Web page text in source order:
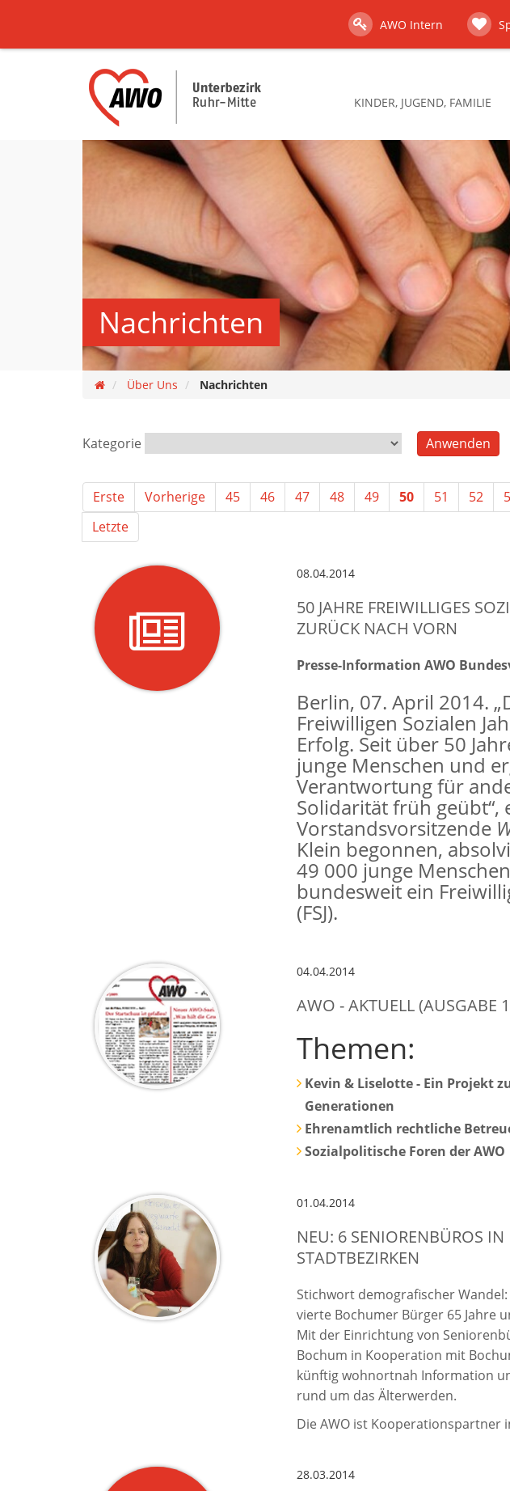
AWO Intern
KINDER, JUGEND, FAMILIE
Nachrichten
Über Uns Nachrichten
Kategorie
Erste Vorherige 45 46 47 48 49 50 51 52
Letzte
08.04.2014
50 JAHRE FREIWILLIGES
ZURÜCK NACH VORN
Presse-Information AWO
Berlin, 07. April 2014.
Freiwilligen Sozialen
Erfolg. Seit über 50
junge Menschen und
Verantwortung für
Solidarität früh geübt“,
Vorstandsvorsitzende
Klein begonnen,
49 000 junge
bundesweit ein
(FSJ).
04.04.2014
AWO - AKTUELL (AUSGABE
Themen:
Kevin & Liselotte - Ein Projekt
Generationen
Ehrenamtlich rechtliche
Sozialpolitische Foren der AWO
01.04.2014
NEU: 6 SENIORENBÜROS
STADTBEZIRKEN
Stichwort demografischer
vierte Bochumer Bürger 65 Jahre
Mit der Einrichtung von
Bochum in Kooperation mit
künftig wohnortnah Information
rund um das Älterwerden.
Die AWO ist Kooperationspartner
28.03.2014